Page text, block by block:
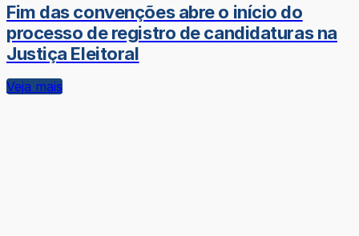
Fim das convenções abre o início do
processo de registro de candidaturas na
Justiça Eleitoral
Veja mais